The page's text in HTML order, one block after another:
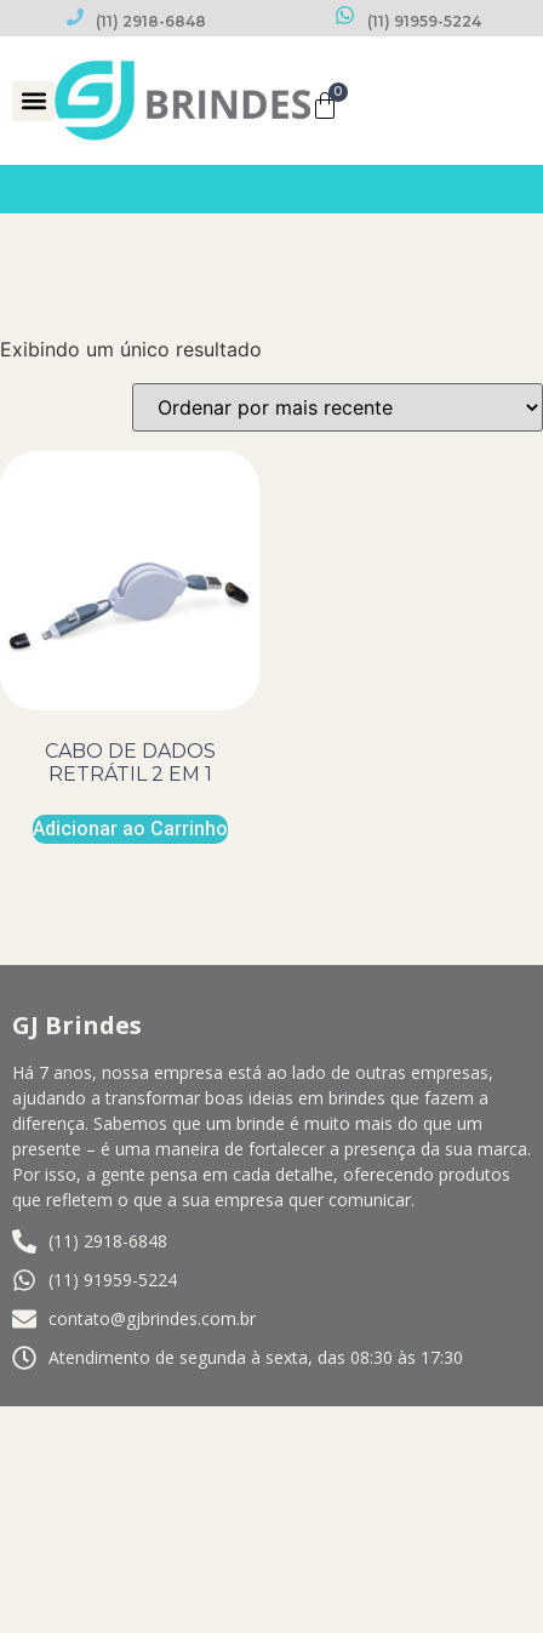
(11) 2918-6848 (11) 91959-5224
0
Exibindo um único resultado
CABO DE DADOS
RETRÁTIL 2 EM 1
Adicionar ao Carrinho
GJ Brindes
Há 7 anos, nossa empresa está ao lado de outras empresas,
ajudando a transformar boas ideias em brindes que fazem a
diferença. Sabemos que um brinde é muito mais do que um
presente – é uma maneira de fortalecer a presença da sua marca.
Por isso, a gente pensa em cada detalhe, oferecendo produtos
que refletem o que a sua empresa quer comunicar.
(11) 2918-6848
(11) 91959-5224
contato@gjbrindes.com.br
Atendimento de segunda à sexta, das 08:30 às 17:30